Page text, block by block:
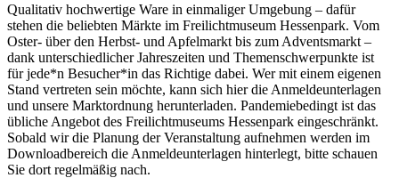
Qualitativ hochwertige Ware in einmaliger Umgebung – dafür
stehen die beliebten Märkte im Freilichtmuseum Hessenpark. Vom
Oster- über den Herbst- und Apfelmarkt bis zum Adventsmarkt –
dank unterschiedlicher Jahreszeiten und Themenschwerpunkte ist
für jede*n Besucher*in das Richtige dabei. Wer mit einem eigenen
Stand vertreten sein möchte, kann sich hier die Anmeldeunterlagen
und unsere Marktordnung herunterladen. Pandemiebedingt ist das
übliche Angebot des Freilichtmuseums Hessenpark eingeschränkt.
Sobald wir die Planung der Veranstaltung aufnehmen werden im
Downloadbereich die Anmeldeunterlagen hinterlegt, bitte schauen
Sie dort regelmäßig nach.